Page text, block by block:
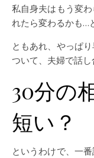
私自身夫はもう変
れたら変わるかも…
ともあれ、やっぱ
ついて、夫婦で話し
30分の
短い？
というわけで、一